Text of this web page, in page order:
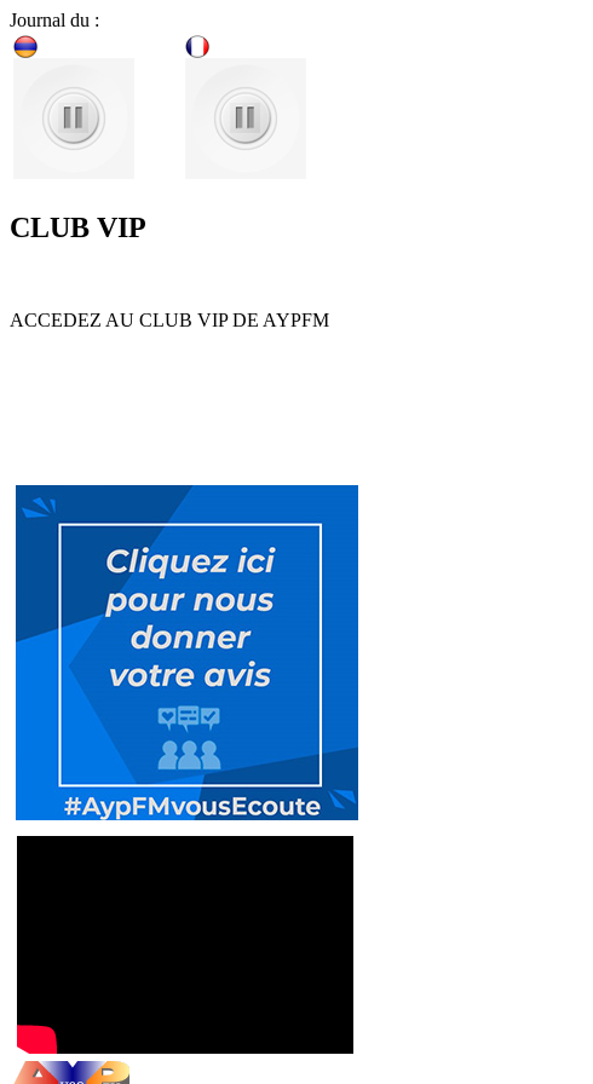
Journal du :
CLUB VIP
ACCEDEZ AU CLUB VIP DE AYPFM